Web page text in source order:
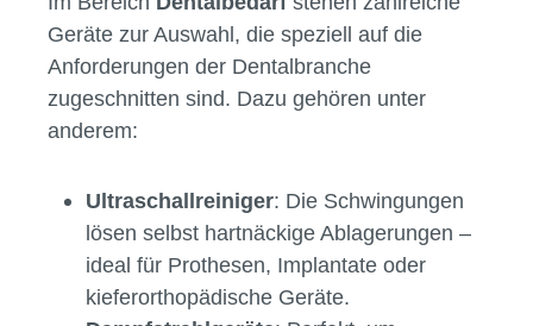
die Hygiene, sondern sorgt auch für eine
längere Lebensdauer der verwendeten
Materialien.
Dentalbedarf
Im BereichDentalbedarfstehen zahlreiche
Geräte zur Auswahl, die speziell auf die
Anforderungen der Dentalbranche